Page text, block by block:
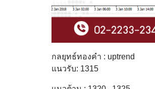
กลยุทธ์ทองคำ : uptrend
แนวรับ: 1315